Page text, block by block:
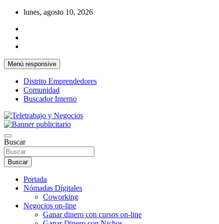
Saltar
contenido
lunes, agosto 10, 2026
Menú responsive
Distrito Emprendedores
Comunidad
Buscador Interno
Teletrabajo y Negocios
Buscar
Buscar
Portada
Nómadas Digitales
Coworking
Negocios on-line
Ganar dinero con cursos on-line